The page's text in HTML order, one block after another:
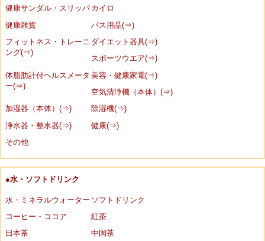
健康サンダル・スリッパ カイロ
健康雑貨
バス用品(⇒)
フィットネス・トレーニ
ング(⇒)
ダイエット器具(⇒)
スポーツウエア(⇒)
体脂肪計付ヘルスメータ
ー(⇒)
美容・健康家電(⇒)
空気清浄機（本体）(⇒)
加湿器（本体）(⇒)
除湿機(⇒)
浄水器・整水器(⇒)
健康(⇒)
その他
●水・ソフトドリンク
水・ミネラルウォーター ソフトドリンク
コーヒー・ココア
紅茶
日本茶
中国茶